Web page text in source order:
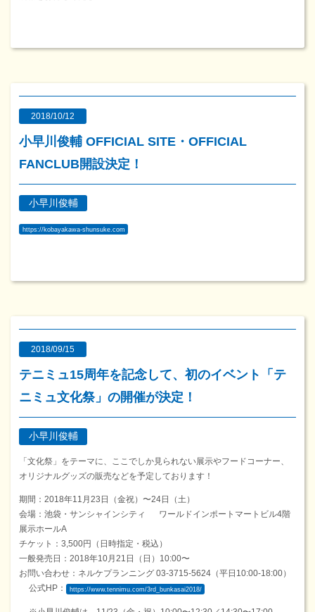
2018/10/12
小早川俊輔 OFFICIAL SITE・OFFICIAL
FANCLUB開設決定！
小早川俊輔
https://kobayakawa-shunsuke.com
2018/09/15
テニミュ15周年を記念して、初のイベント「テ
ニミュ文化祭」の開催が決定！
小早川俊輔
「文化祭」をテーマに、ここでしか見られない展示やフードコーナー、
オリジナルグッズの販売などを予定しております！
期間：2018年11月23日（金祝）〜24日（土）
会場：池袋・サンシャインシティ ワールドインポートマートビル4階
展示ホールA
チケット：3,500円（日時指定・税込）
一般発売日：2018年10月21日（日）10:00〜
お問い合わせ：ネルケプランニング 03-3715-5624（平日10:00-18:00）
公式HP：
https://www.tennimu.com/3rd_bunkasai2018/